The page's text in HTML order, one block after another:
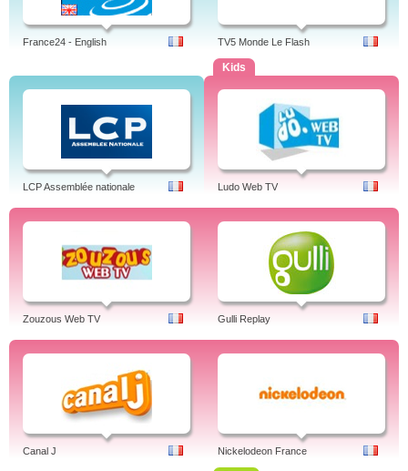
France24 - English TV5 Monde Le Flash
LCP Assemblée nationale
Kids
Ludo Web TV
Zouzous Web TV Gulli Replay
Canal J Nickelodeon France